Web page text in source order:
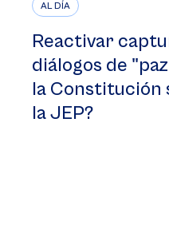
AL DÍA
Reactivar
diálogos de
la Constitución
la JEP?